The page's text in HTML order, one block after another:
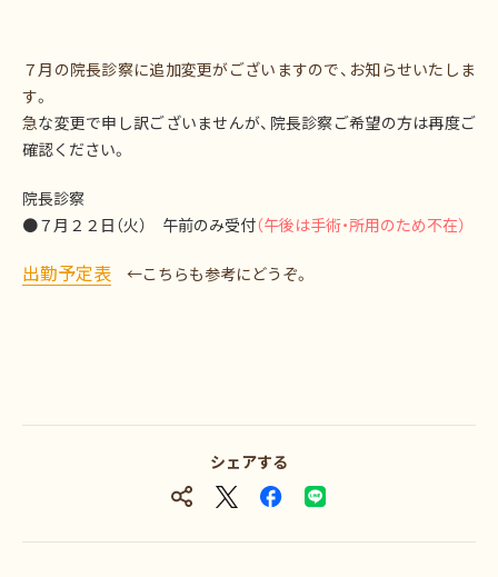
７月の院長診察に追加変更がございますので、お知らせいたしま
す。
急な変更で申し訳ございませんが、院長診察ご希望の方は再度ご
確認ください。
院長診察
●７月２２日（火） 午前のみ受付（午後は手術・所用のため不在）
出勤予定表 ←こちらも参考にどうぞ。
シェアする